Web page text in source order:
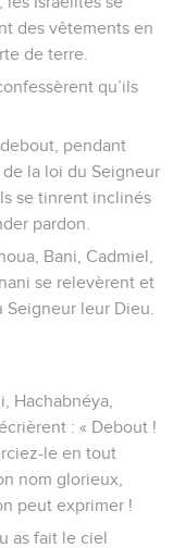
des vêtements en
de terre.
qu’ils
pendant
la loi du Seigneur
se tinrent inclinés
pardon.
Bani, Cadmiel,
se relevèrent et
leur Dieu.
Hachabnéya,
: « Debout !
le en tout
nom glorieux,
peut exprimer !
as fait le ciel